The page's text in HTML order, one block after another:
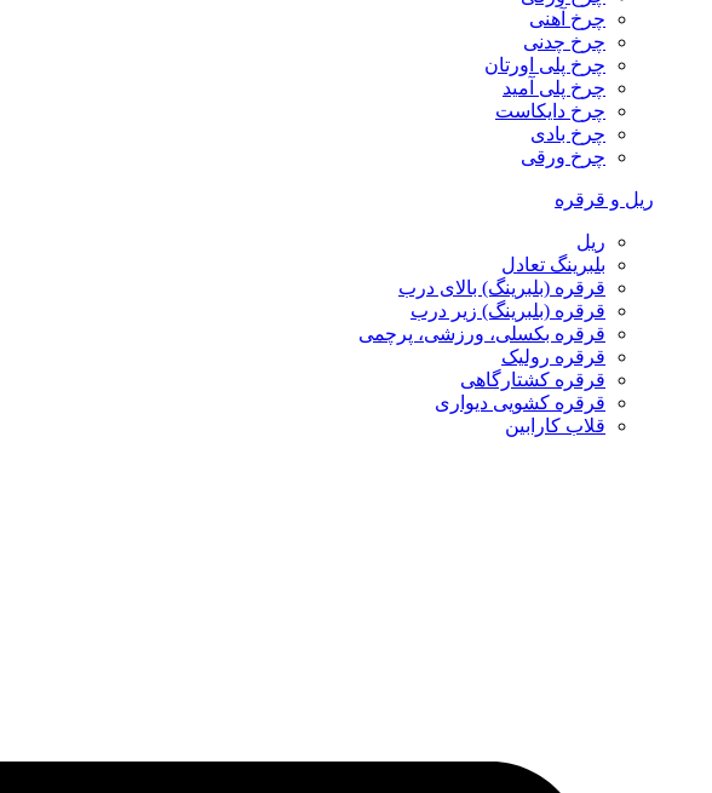
چرخ آهنی
چرخ چدنی
چرخ پلی اورتان
چرخ پلی آمید
چرخ دایکاست
چرخ بادی
چرخ ورقی
ریل و قرقره
ریل
بلبرینگ تعادل
قرقره (بلبرینگ) بالای درب
قرقره (بلبرینگ) زیر درب
قرقره بکسلی، ورزشی، پرچمی
قرقره رولیک
قرقره کشتارگاهی
قرقره کشویی دیواری
قلاب کارابین